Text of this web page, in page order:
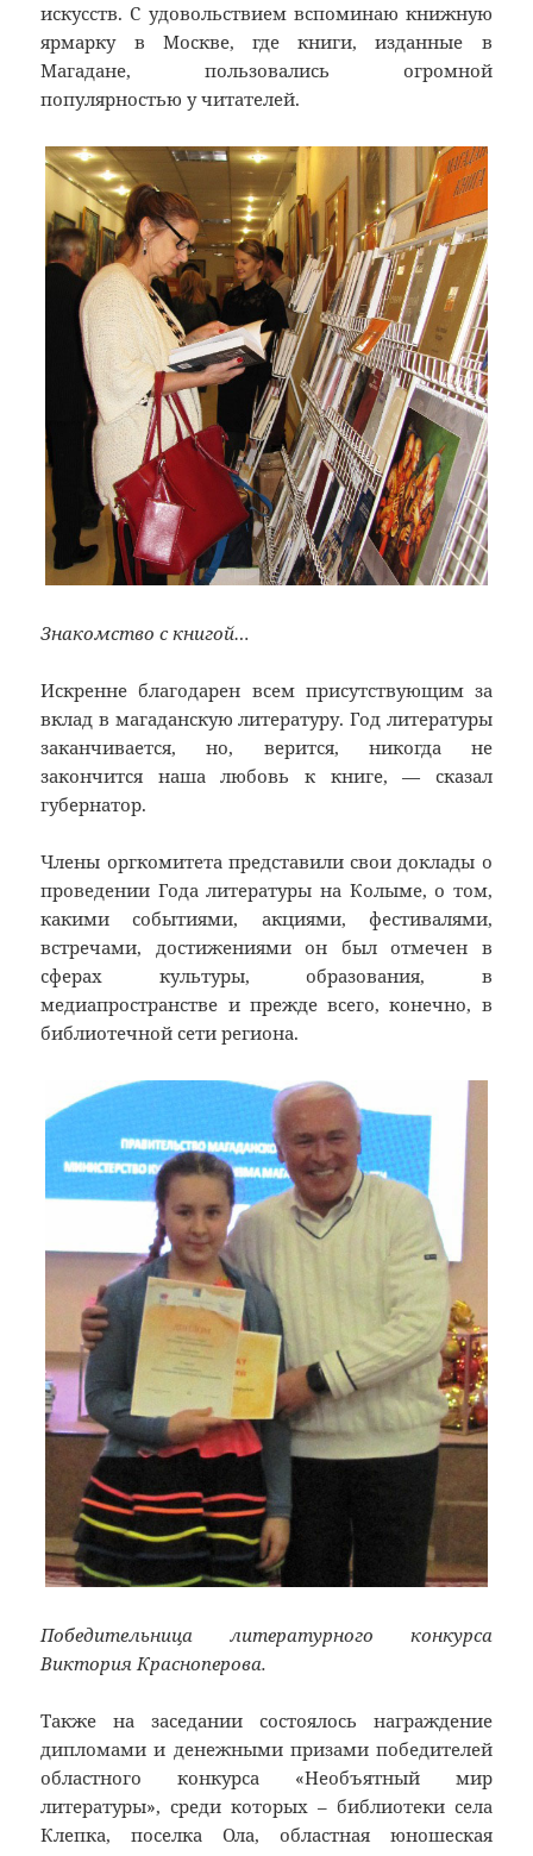
искусств. С удовольствием вспоминаю книжную
ярмарку в Москве, где книги, изданные в
Магадане, пользовались огромной
популярностью у читателей.
Знакомство с книгой…
Искренне благодарен всем присутствующим за
вклад в магаданскую литературу. Год литературы
заканчивается, но, верится, никогда не
закончится наша любовь к книге, — сказал
губернатор.
Члены оргкомитета представили свои доклады о
проведении Года литературы на Колыме, о том,
какими событиями, акциями, фестивалями,
встречами, достижениями он был отмечен в
сферах культуры, образования, в
медиапространстве и прежде всего, конечно, в
библиотечной сети региона.
Победительница литературного конкурса
Виктория Красноперова.
Также на заседании состоялось награждение
дипломами и денежными призами победителей
областного конкурса «Необъятный мир
литературы», среди которых – библиотеки села
Клепка, поселка Ола, областная юношеская